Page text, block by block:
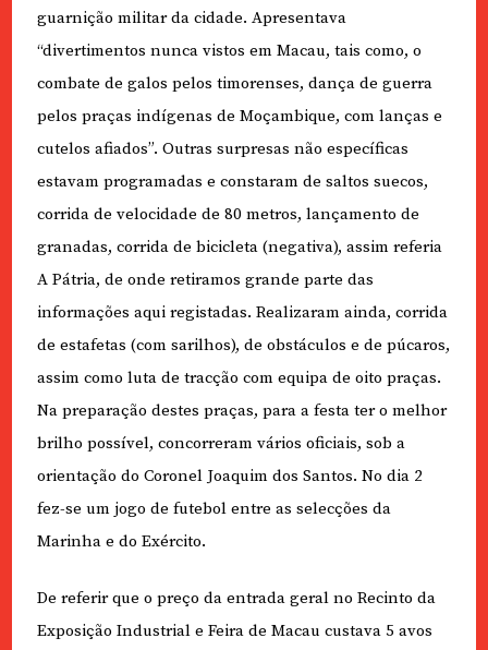
guarnição militar da cidade. Apresentava
“divertimentos nunca vistos em Macau, tais como, o
combate de galos pelos timorenses, dança de guerra
pelos praças indígenas de Moçambique, com lanças e
cutelos afiados”. Outras surpresas não específicas
estavam programadas e constaram de saltos suecos,
corrida de velocidade de 80 metros, lançamento de
granadas, corrida de bicicleta (negativa), assim referia
A Pátria, de onde retiramos grande parte das
informações aqui registadas. Realizaram ainda, corrida
de estafetas (com sarilhos), de obstáculos e de púcaros,
assim como luta de tracção com equipa de oito praças.
Na preparação destes praças, para a festa ter o melhor
brilho possível, concorreram vários oficiais, sob a
orientação do Coronel Joaquim dos Santos. No dia 2
fez-se um jogo de futebol entre as selecções da
Marinha e do Exército.
De referir que o preço da entrada geral no Recinto da
Exposição Industrial e Feira de Macau custava 5 avos